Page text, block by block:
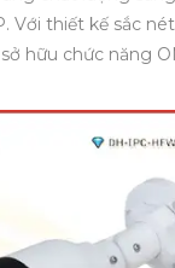
DH-IPC-